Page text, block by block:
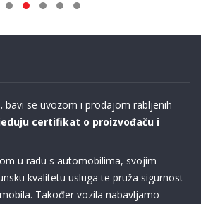
bavi se uvozom i prodajom rabljenih
certifikat o proizvođaču i
u radu s automobilima, svojim
kvalitetu usluga te pruža sigurnost
Također vozila nabavljamo